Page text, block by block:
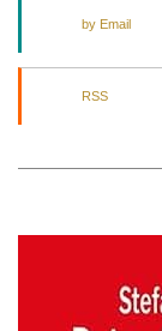
by Email
RSS